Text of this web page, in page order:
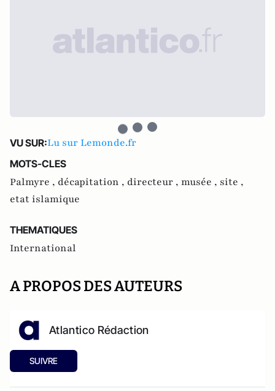
VU SUR:Lu sur Lemonde.fr
MOTS-CLES
Palmyre , décapitation , directeur , musée , site ,
etat islamique
THEMATIQUES
International
A PROPOS DES AUTEURS
Atlantico Rédaction
SUIVRE